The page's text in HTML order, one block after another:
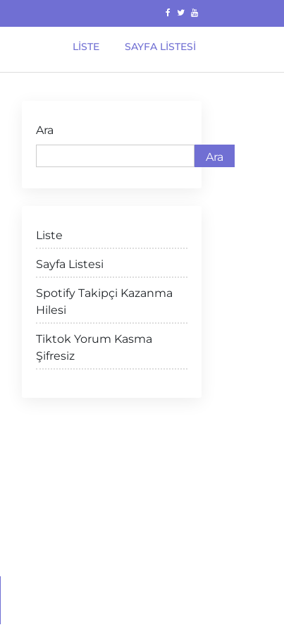
LISTE SAYFA LISTESI
Ara
Ara
Liste
Sayfa Listesi
Spotify Takipçi Kazanma
Hilesi
Tiktok Yorum Kasma
Şifresiz